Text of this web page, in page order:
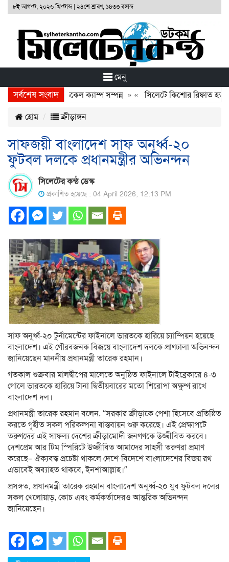
৮ই আগস্ট, ২০২৬ খ্রিস্টাব্দ| ২৪শে শ্রাবণ, ১৪৩৩ বঙ্গাব্দ
মেনু
সর্বশেষ সংবাদ
ফাউণ্ডেশনের ফ্রি মেডিকেল ক্যাম্প সম্পন্ন» « সিলেটে কিশোর রিফাত
হোম ক্রীড়াঙ্গন
সাফজয়ী বাংলাদেশ সাফ অনূর্ধ্ব-২০
ফুটবল দলকে প্রধানমন্ত্রীর অভিনন্দন
সিলেটের কন্ঠ ডেস্ক
প্রকাশিত হয়েছে : 04 April 2026, 12:13 PM
সাফ অনূর্ধ্ব-২০ টুর্নামেন্টের ফাইনালে ভারতকে হারিয়ে চ্যাম্পিয়ন হয়েছে
বাংলাদেশ। এই গৌরবজনক বিজয়ে বাংলাদেশ দলকে প্রাণঢালা অভিনন্দন
জানিয়েছেন মাননীয় প্রধানমন্ত্রী তারেক রহমান।
গতকাল শুক্রবার মালদ্বীপের মালেতে অনুষ্ঠিত ফাইনালে টাইব্রেকারে ৪-৩
গোলে ভারতকে হারিয়ে টানা দ্বিতীয়বারের মতো শিরোপা অক্ষুণ্ণ রাখে
বাংলাদেশ দল।
প্রধানমন্ত্রী তারেক রহমান বলেন, “সরকার ক্রীড়াকে পেশা হিসেবে প্রতিষ্ঠিত
করতে গৃহীত সকল পরিকল্পনা বাস্তবায়ন শুরু করেছে। এই প্রেক্ষাপটে
তরুণদের এই সাফল্য দেশের ক্রীড়ামোদী জনগণকে উজ্জীবিত করবে।
দেশপ্রেম আর টিম স্পিরিটে উজ্জীবিত আমাদের সাহসী তরুণরা প্রমাণ
করেছে– ঐক্যবদ্ধ প্রচেষ্টা থাকলে দেশে-বিদেশে বাংলাদেশের বিজয় রথ
এভাবেই অব্যাহত থাকবে, ইনশাআল্লাহ।”
প্রসঙ্গত, প্রধানমন্ত্রী তারেক রহমান বাংলাদেশ অনূর্ধ্ব-২০ যুব ফুটবল দলের
সকল খেলোয়াড়, কোচ এবং কর্মকর্তাদেরও আন্তরিক অভিনন্দন
জানিয়েছেন।